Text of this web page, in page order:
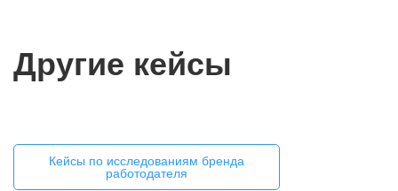
Другие кейсы
Кейсы по исследованиям бренда
работодателя